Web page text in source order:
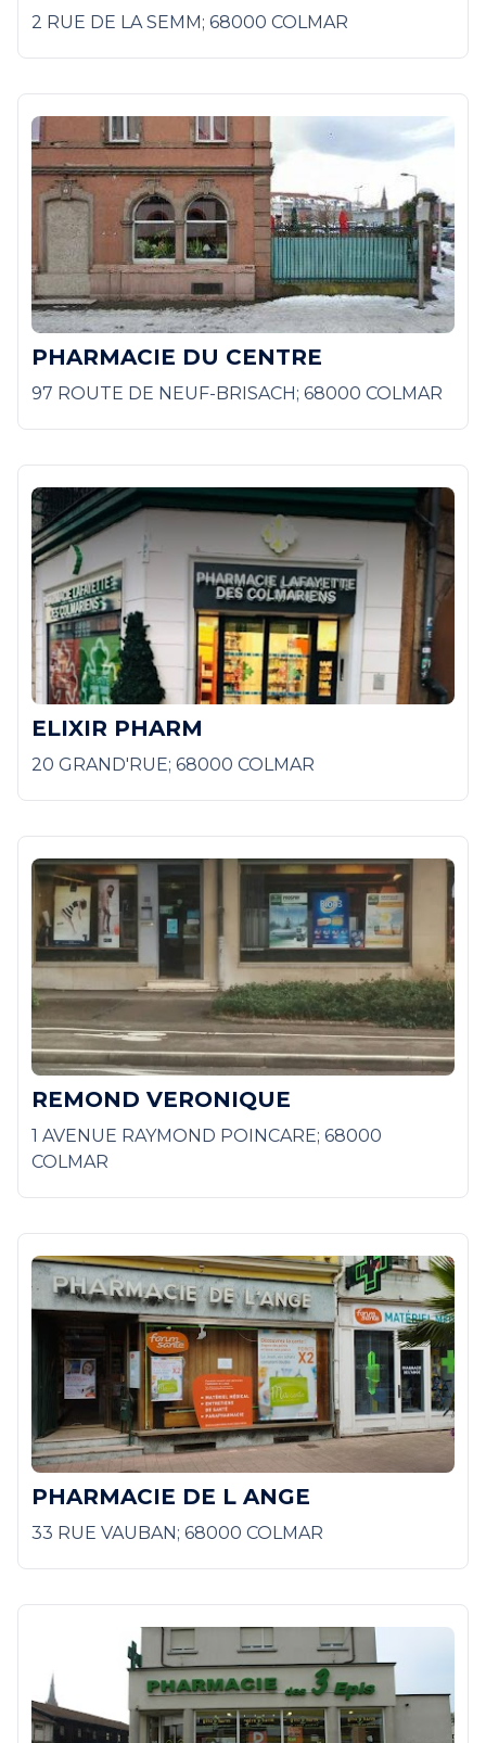
2 RUE DE LA SEMM; 68000 COLMAR
PHARMACIE DU CENTRE
97 ROUTE DE NEUF-BRISACH; 68000 COLMAR
ELIXIR PHARM
20 GRAND'RUE; 68000 COLMAR
REMOND VERONIQUE
1 AVENUE RAYMOND POINCARE; 68000
COLMAR
PHARMACIE DE L ANGE
33 RUE VAUBAN; 68000 COLMAR